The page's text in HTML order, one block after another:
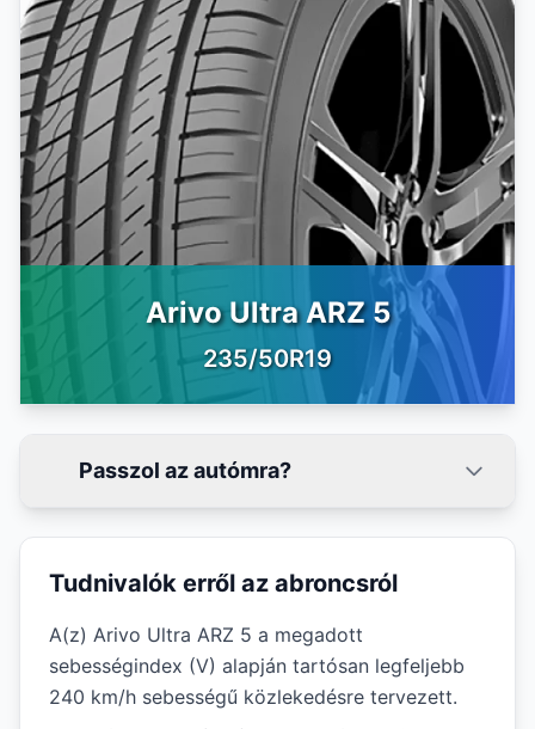
Arivo Ultra ARZ 5
235/50R19
Passzol az autómra?
Tudnivalók erről az abroncsról
A(z) Arivo Ultra ARZ 5 a megadott
sebességindex (V) alapján tartósan legfeljebb
240 km/h sebességű közlekedésre tervezett.